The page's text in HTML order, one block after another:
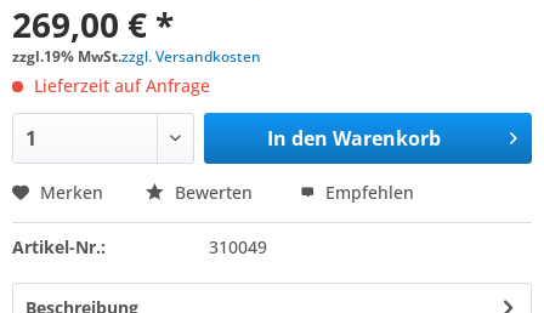
269,00 € *
zzgl.19% MwSt.zzgl. Versandkosten
Lieferzeit auf Anfrage
In den Warenkorb
Merken Bewerten Empfehlen
Artikel-Nr.: 310049
Beschreibung